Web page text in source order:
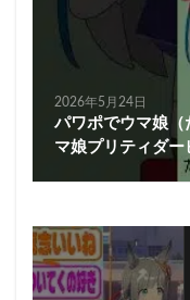
2026年5月24日
パワポでウマ娘
マ娘プリティダー